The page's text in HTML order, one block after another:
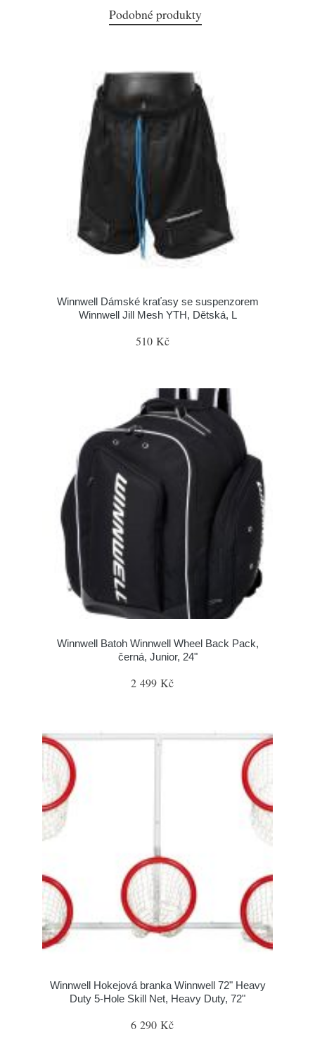
Podobné produkty
Winnwell Dámské kraťasy se suspenzorem
Winnwell Jill Mesh YTH, Dětská, L
510 Kč
Winnwell Batoh Winnwell Wheel Back Pack,
černá, Junior, 24"
2 499 Kč
Winnwell Hokejová branka Winnwell 72" Heavy
Duty 5-Hole Skill Net, Heavy Duty, 72"
6 290 Kč